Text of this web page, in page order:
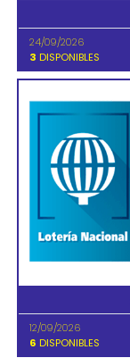
24/09/2026
3 DISPONIBLES
12/09/2026
6 DISPONIBLES